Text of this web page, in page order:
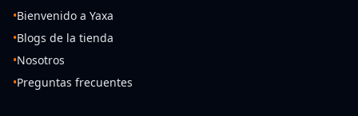
•Bienvenido a Yaxa
•Blogs de la tienda
•Nosotros
•Preguntas frecuentes